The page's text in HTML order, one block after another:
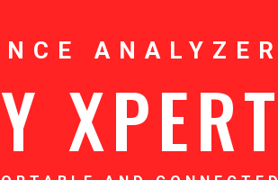
ANALYZER
XPERT